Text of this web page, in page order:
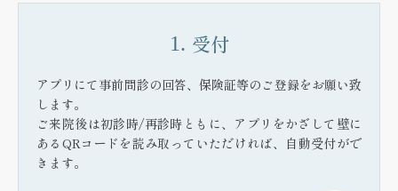
1. 受付
アプリにて事前問診の回答、保険証等のご登録をお願い致
します。
ご来院後は初診時/再診時ともに、アプリをかざして壁に
あるQRコードを読み取っていただければ、自動受付がで
きます。